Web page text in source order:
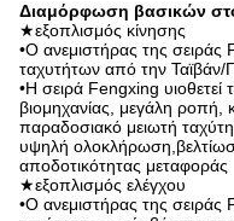
Διαμόρφωση βασικών
★εξοπλισμός κίνησης
•Ο ανεμιστήρας της σειράς
ταχυτήτων από την Ταϊβάν/
•Η σειρά Fengxing
βιομηχανίας, μεγάλη ροπή,
παραδοσιακό μειωτή
υψηλή
αποδοτικότητας μεταφοράς
★εξοπλισμός ελέγχου
•Ο ανεμιστήρας της σειράς